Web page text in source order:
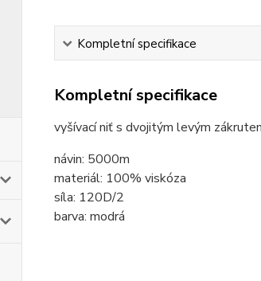
Kompletní specifikace
Kompletní specifikace
vyšívací niť s dvojitým levým
návin: 5000m
materiál: 100% viskóza
síla: 120D/2
barva: modrá